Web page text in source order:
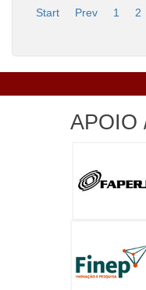
Start
Prev 1 2
APOIO